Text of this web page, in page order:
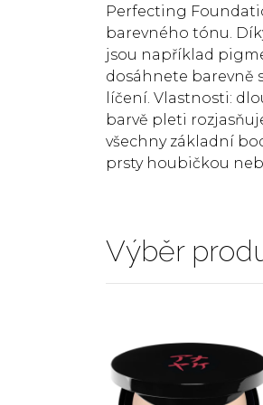
Perfecting
barevného tónu.
jsou například
dosáhnete barevně
líčení. Vlastnosti:
barvě pleti
všechny základní
prsty houbičkou
Výběr